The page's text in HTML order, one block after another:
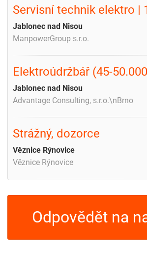
Servisní technik elektro |
Jablonec nad Nisou
ManpowerGroup s.r.o.
Elektroúdržbář (45-
Jablonec nad Nisou
Advantage Consulting, s.r.o.\nBrno
Strážný, dozorce
Věznice Rýnovice
Věznice Rýnovice
Odpovědět na